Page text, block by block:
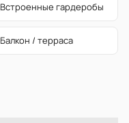
Встроенные гардеробы
Балкон / терраса